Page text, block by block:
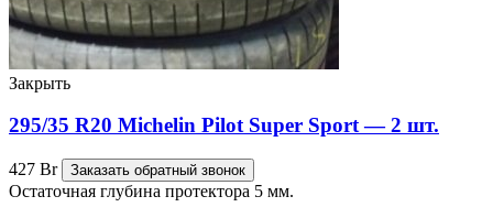
Закрыть
295/35 R20 Michelin Pilot Super Sport — 2 шт.
427 Br Заказать обратный звонок
Остаточная глубина протектора 5 мм.